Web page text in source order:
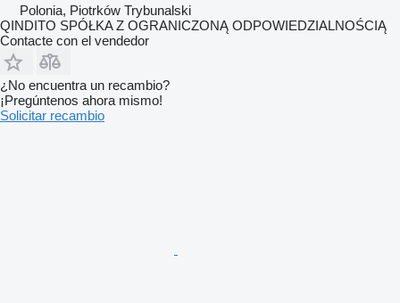
Polonia, Piotrków Trybunalski
QINDITO SPÓŁKA Z OGRANICZONĄ ODPOWIEDZIALNOŚCIĄ
Contacte con el vendedor
¿No encuentra un recambio?
¡Pregúntenos ahora mismo!
Solicitar recambio